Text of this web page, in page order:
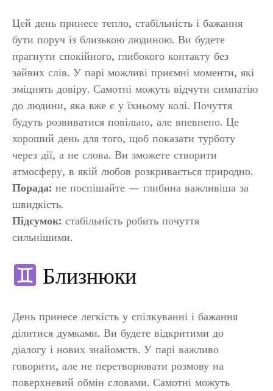
Цей день принесе тепло, стабільність і бажання
бути поруч із близькою людиною. Ви будете
прагнути спокійного, глибокого контакту без
зайвих слів. У парі можливі приємні моменти, які
зміцнять довіру. Самотні можуть відчути симпатію
до людини, яка вже є у їхньому колі. Почуття
будуть розвиватися повільно, але впевнено. Це
хороший день для того, щоб показати турботу
через дії, а не слова. Ви зможете створити
атмосферу, в якій любов розкривається природно.
Порада: не поспішайте — глибина важливіша за
швидкість.
Підсумок: стабільність робить почуття
сильнішими.
Близнюки
День принесе легкість у спілкуванні і бажання
ділитися думками. Ви будете відкритими до
діалогу і нових знайомств. У парі важливо
говорити, але не перетворювати розмову на
поверхневий обмін словами. Самотні можуть